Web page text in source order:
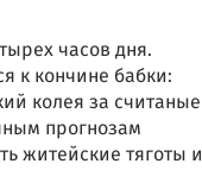
часов дня.
к кончине бабки:
колея за считаные
прогнозам
житейские тяготы и